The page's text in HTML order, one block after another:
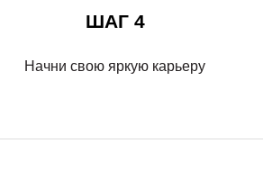
ШАГ 4
Начни свою яркую карьеру